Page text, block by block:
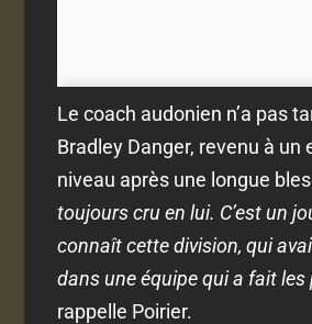
Le coach audonien n’a pas
Bradley Danger, revenu à un
niveau après une longue
toujours cru en lui. C’est un
connaît cette division, qui
dans une équipe qui a fait les
rappelle Poirier.